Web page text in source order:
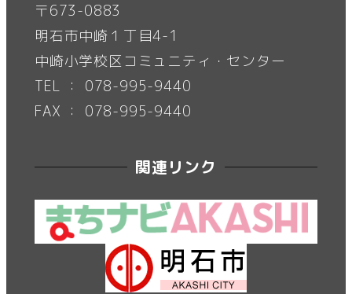
〒673-0883
明石市中崎１丁目4-1
中崎小学校区コミュニティ・センター
TEL ： 078-995-9440
FAX ： 078-995-9440
関連リンク